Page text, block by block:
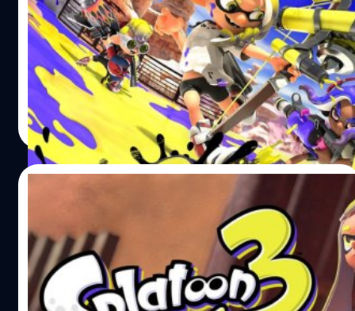
แฟนในญี่ปุ่นอยากเล่น Splatoon 3 มากที่สุด แซงหน้า Final
Fantasy 16 ที่จะออกเฉพาะ PlayStation 5 ที่จะวางขายในฤดู
ร้อนปี 2023 ส่วนเกม Splatoon 3 วางขายวันที่ 9 กันยายน นี้
วงศกร ปฐมชัยวัฒน์ | 1494 days ago
Read More
14/06/2022
ผลโหวตแฟนเกมญี่ปุ่นรอเล่น Splatoon 3
มากที่สุดแซง Final 16 แล้ว
ผลโหวตจากแฟนเกมในประเทศญี่ปุ่นจากนิตยสาร Famitsu
ที่สำรวจมาตลอดยาวนานได้ออกมาแล้ว โดยในสัปดาห์นี้มีการ